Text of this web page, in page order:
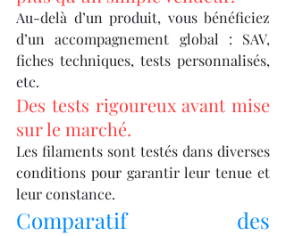
Au-delà d’un produit, vous bénéficiez
d’un accompagnement global : SAV,
fiches techniques, tests personnalisés,
etc.
Des tests rigoureux avant mise
sur le marché.
Les filaments sont testés dans diverses
conditions pour garantir leur tenue et
leur constance.
Comparatif des